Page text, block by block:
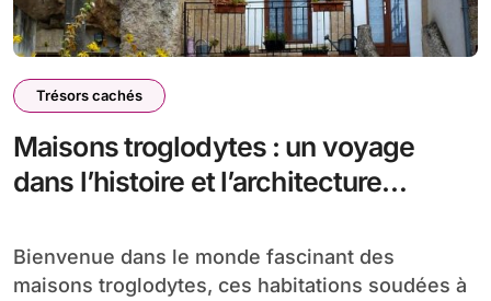
Trésors cachés
Maisons troglodytes : un voyage
dans l’histoire et l’architecture
Bienvenue dans le monde fascinant des
maisons troglodytes, ces habitations soudées à